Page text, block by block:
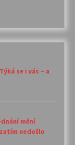
se i vás – a
mění
nedošlo